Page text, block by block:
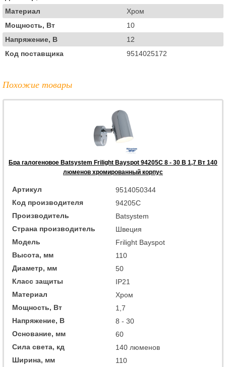
Материал
Хром
Мощность, Вт
10
Напряжение, В
12
Код поставщика
9514025172
Похожие товары
Бра галогеновое Batsystem Frilight Bayspot 94205C 8 - 30 В 1,7 Вт 140
люменов хромированный корпус
Артикул
9514050344
Код производителя
94205C
Производитель
Batsystem
Страна производитель
Швеция
Модель
Frilight Bayspot
Высота, мм
110
Диаметр, мм
50
Класс защиты
IP21
Материал
Хром
Мощность, Вт
1,7
Напряжение, В
8 - 30
Основание, мм
60
Сила света, кд
140 люменов
Ширина, мм
110